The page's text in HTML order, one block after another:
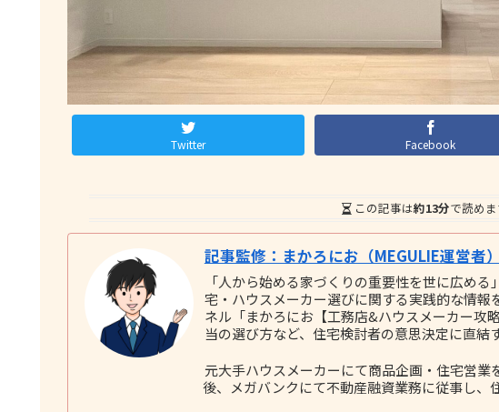
Twitter Facebook
この記事は約13分で読めま
記事監修：まかろにお（MEGULIE運営者）
「人から始める家づくりの重要性を世に広め
宅・ハウスメーカー選びに関する実践的な情
ネル「まかろにお【工務店&ハウスメーカー攻
当の選び方など、住宅検討者の意思決定に直結
元大手ハウスメーカーにて商品企画・住宅営
後、メガバンクにて不動産融資業務に従事し、